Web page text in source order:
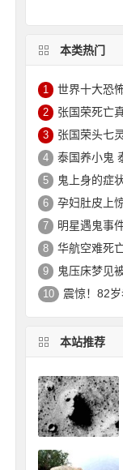
本类热门
1 世界十大恐怖照
2 张国荣死亡真相令
3 张国荣头七灵异事
4 泰国养小鬼 泰
5 鬼上身的症
6 孕妇肚皮上
7 明星遇鬼事件大
8 华航空难死亡录音
9 鬼压床梦见
10 震惊！82
本站推荐